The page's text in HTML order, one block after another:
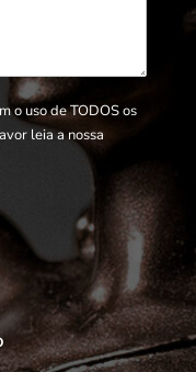
o uso de TODOS os
leia a nossa